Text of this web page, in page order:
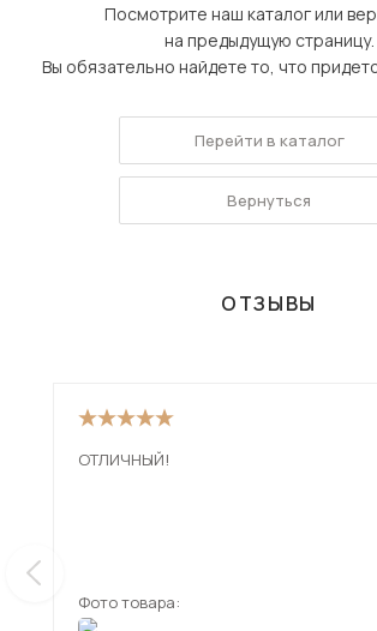
Посмотрите наш каталог или
на предыдущую страницу.
Вы обязательно найдете то, что
Перейти в каталог
Вернуться
ОТЗЫВЫ
ОТЛИЧНЫЙ!
Фото товара: